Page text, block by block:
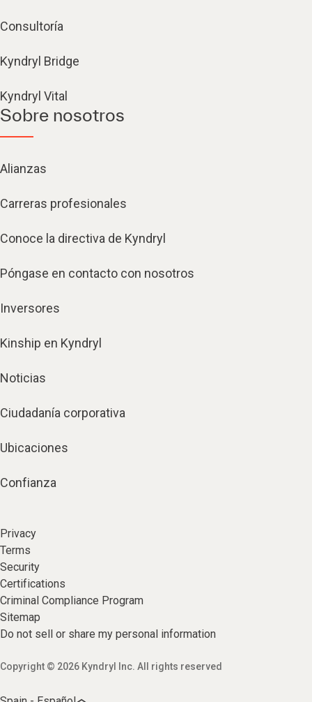
Consultoría
Kyndryl Bridge
Kyndryl Vital
Sobre nosotros
Alianzas
Carreras profesionales
Conoce la directiva de Kyndryl
Póngase en contacto con nosotros
Inversores
Kinship en Kyndryl
Noticias
Ciudadanía corporativa
Ubicaciones
Confianza
Privacy
Terms
Security
Certifications
Criminal Compliance Program
Sitemap
Do not sell or share my personal information
Copyright © 2026 Kyndryl Inc. All rights reserved